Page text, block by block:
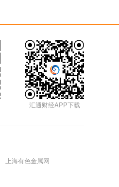
汇通财经APP下载
上海有色金属网